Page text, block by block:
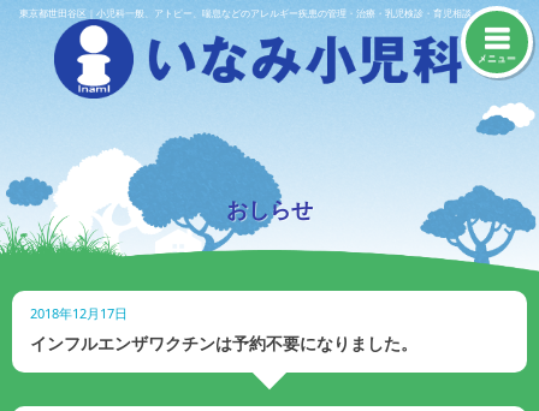
Skip東京都世田谷区｜小児科一般、アトピー、喘息などのアレルギー疾患の管理・治療・乳児検診・育児相談・予防接種
メニュー
おしらせ
2018年12月17日
インフルエンザワクチンは予約不要になりました。